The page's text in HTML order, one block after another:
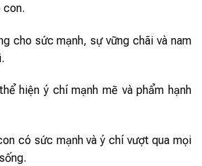
con.
cho sức mạnh, sự vững chãi và nam
hiện ý chí mạnh mẽ và phẩm hạnh
có sức mạnh và ý chí vượt qua mọi